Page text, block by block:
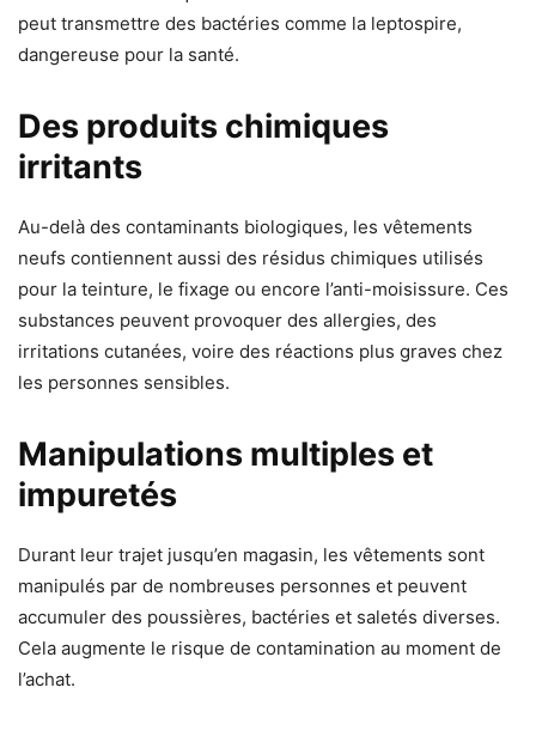
peut transmettre des bactéries comme la leptospire,
dangereuse pour la santé.
Des produits chimiques
irritants
Au-delà des contaminants biologiques, les vêtements
neufs contiennent aussi des résidus chimiques utilisés
pour la teinture, le fixage ou encore l’anti-moisissure. Ces
substances peuvent provoquer des allergies, des
irritations cutanées, voire des réactions plus graves chez
les personnes sensibles.
Manipulations multiples et
impuretés
Durant leur trajet jusqu’en magasin, les vêtements sont
manipulés par de nombreuses personnes et peuvent
accumuler des poussières, bactéries et saletés diverses.
Cela augmente le risque de contamination au moment de
l’achat.